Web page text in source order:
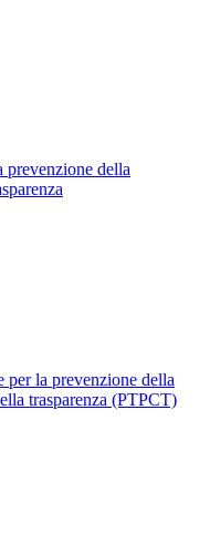
prevenzione della
per la prevenzione della
trasparenza (PTPCT)